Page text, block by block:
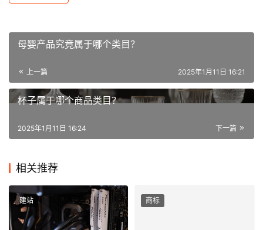
母婴产品究竟属于哪个类目？
上一篇 2025年1月11日 16:21
杯子属于哪个商品类目？
下一篇
2025年1月11日 16:24
相关推荐
建站 商标